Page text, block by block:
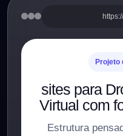
Projeto
sites para
Virtual com
Estrutura